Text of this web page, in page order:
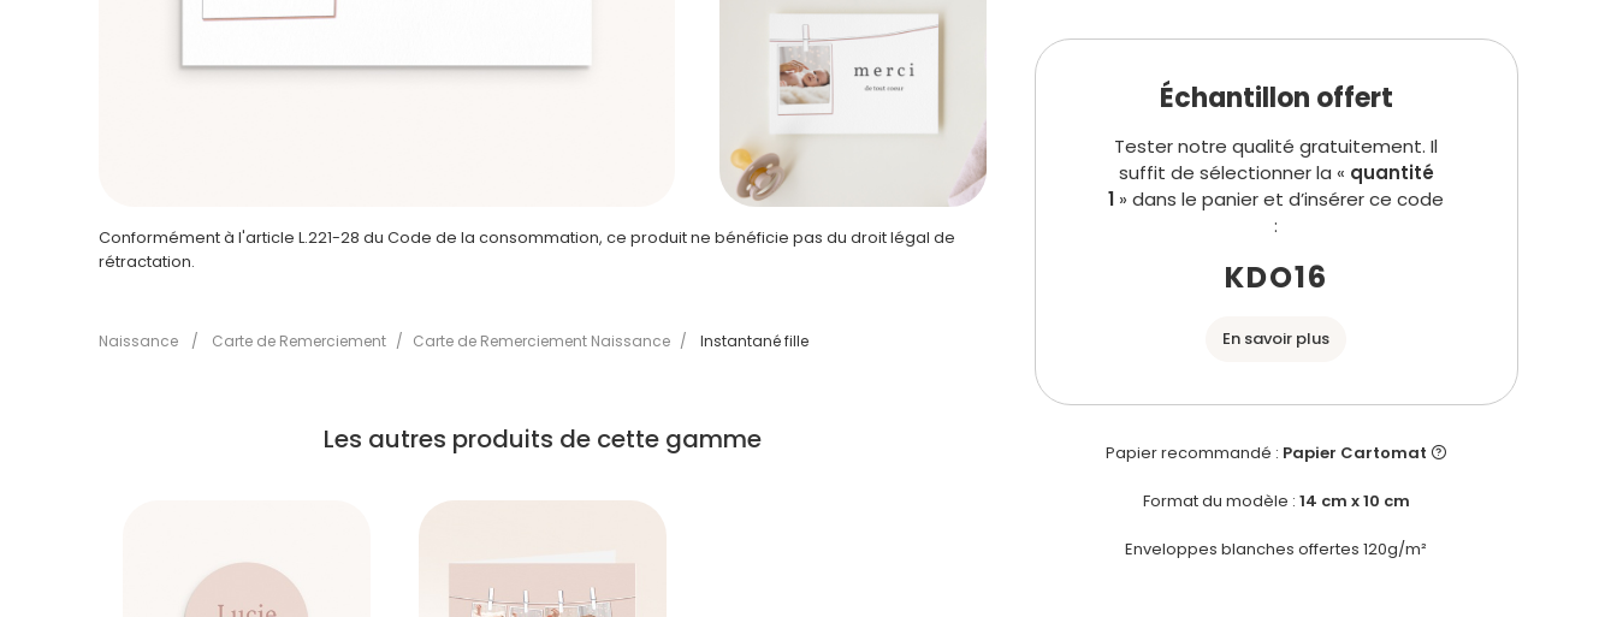
Papier recommandé : Papier Cartomat
Format du modèle : 14 cm x 10 cm
Enveloppes blanches offertes 120g/m²
Échantillon offert
Tester notre qualité gratuitement. Il
suffit de sélectionner la « quantité
1 » dans le panier et d’insérer ce code
:
KDO16
En savoir plus
Naissance / Carte de Remerciement / Carte de Remerciement Naissance / Instantané fille
Conformément à l'article L.221-28 du Code de la consommation, ce produit ne bénéficie pas du droit légal de
rétractation.
Les autres produits de cette gamme